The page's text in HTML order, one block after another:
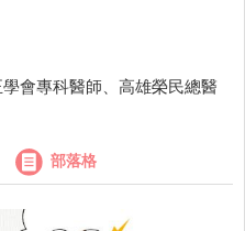
會專科醫師、高雄榮民總醫
部落格